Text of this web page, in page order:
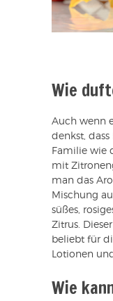
Wie
Auch wenn
denkst,
Familie wie
mit
man das
Mischung
süßes,
Zitrus.
beliebt für
Lotionen
Wie